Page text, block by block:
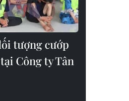
tượng cướp
Công ty Tân